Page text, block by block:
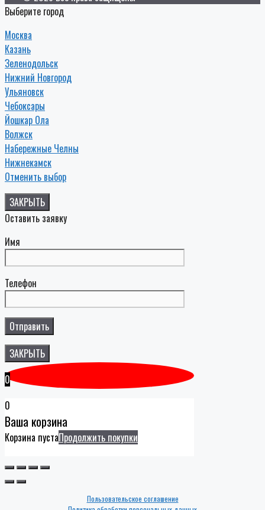
Выберите город
Москва
Казань
Зеленодольск
Нижний Новгород
Ульяновск
Чебоксары
Йошкар Ола
Волжск
Набережные Челны
Нижнекамск
Отменить выбор
ЗАКРЫТЬ
Оставить заявку
Имя
Телефон
ЗАКРЫТЬ
0
0
Ваша корзина
Корзина пустаПродолжить покупки
Пользовательское соглашение